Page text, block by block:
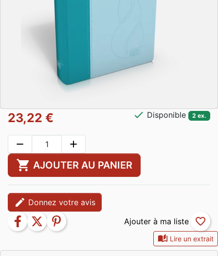
auto_stories Lire un extrait
23,22 € check Disponible 2 ex.
remove add
shopping_cart AJOUTER AU PANIER
edit Donnez votre avis
facebook twitter pinterest favorite_border